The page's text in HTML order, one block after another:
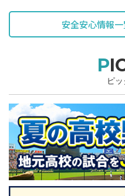
安全安心情報
ピ